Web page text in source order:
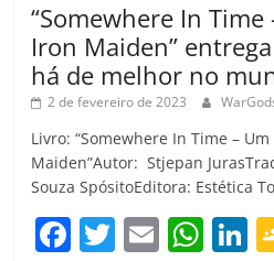
“Somewhere In Time
Iron Maiden”
há de melhor no
2 de fevereiro de 2023
Livro: “Somewhere In Time –
Maiden”Autor: Stjepan
Souza SpósitoEditora: Estética
F T E W